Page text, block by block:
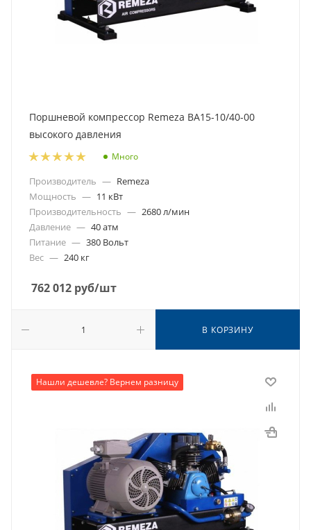
Поршневой компрессор Remeza ВА15-10/40-00
высокого давления
Много
Производитель — Remeza
Мощность — 11 кВт
Производительность — 2680 л/мин
Давление — 40 атм
Питание — 380 Вольт
Вес — 240 кг
762 012 руб/шт
В КОРЗИНУ
Нашли дешевле? Вернем разницу